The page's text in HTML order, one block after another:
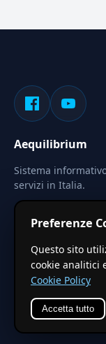
Aequilibrium
Sistema
servizi in Italia.
Le stime
territoriali
costituiscono
© 2026
Preferenze
Questo sito
cookie analitici
Cookie Policy
Accetta tutto